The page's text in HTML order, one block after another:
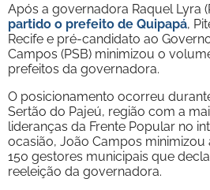
Após a governadora Raquel Lyra
partido o prefeito de Quipapá,
Recife e pré-candidato ao
Campos (PSB) minimizou o
prefeitos da governadora.
O posicionamento ocorreu
Sertão do Pajeú, região com a
lideranças da Frente Popular no
ocasião, João Campos
150 gestores municipais que
reeleição da governadora.